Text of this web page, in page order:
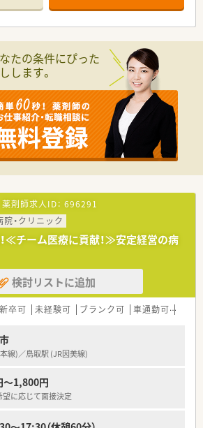
としてご入職頂ける方を募集しています。
査など外来処方箋対応を中心に薬剤師業務をお
を主に取り扱います。
機導入済み。
を通じて一連の業務を習得頂きます。
り、希望する方はe-learningも受講可能で
には社外研修へ行くことも可能ですので、長
場の状況を経験することも出来ます。
と中国地方で店舗展開されているチェーン調剤
基本的にございませんので、長くご勤務した
す。
歴史ある調剤薬局です。
許をお持ちで、現場に出てご勤務されていま
ススメ＞
ての勤務経験がある方
になった方はお気軽にお問い合わせ下さい。
たの条件にぴった
します。
薬剤師求人ID： 696291
院・クリニック
！≪チーム医療に貢献！≫安定経営の病
検討リストに追加
新卒可 未経験可 ブランク可 車通勤可
線)／鳥取駅 (JR因美線)
～1,800円
望に応じて面接決定